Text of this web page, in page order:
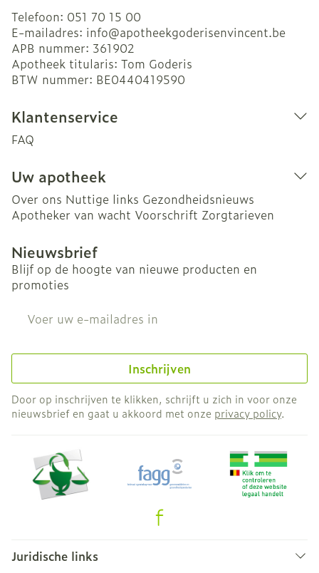
Telefoon: 051 70 15 00
E-mailadres: info@apotheekgoderisenvincent.be
APB nummer: 361902
Apotheek titularis: Tom Goderis
BTW nummer: BE0440419590
Klantenservice
FAQ
Uw apotheek
Over ons Nuttige links Gezondheidsnieuws
Apotheker van wacht Voorschrift Zorgtarieven
Nieuwsbrief
Blijf op de hoogte van nieuwe producten en
promoties
Inschrijven
Door op inschrijven te klikken, schrijft u zich in voor onze
nieuwsbrief en gaat u akkoord met onze privacy policy.
Juridische links